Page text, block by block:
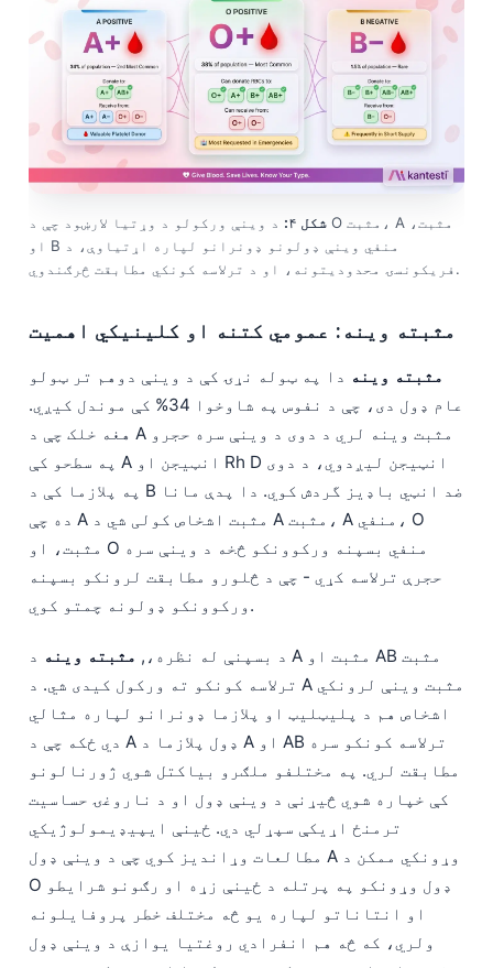
شکل ۴:
د وینې ورکولو د وړتیا لارښود چې د O مثبت، A مثبت،
او B منفي وینې ډولونو ډونرانو لپاره اړتیاوې، د
فریکونسۍ محدودیتونه، او د ترلاسه کونکي مطابقت څرګندوي.
مثبته وینه: عمومي کتنه او کلینیکي اهمیت
مثبته وینه دا په ټوله نړۍ کې د وینې دوهم تر ټولو
عام ډول دی، چې د نفوس په شاوخوا 34% کې موندل کیږي.
هغه خلک چې د A مثبت وینه لري د دوی د وینې سره حجرو
په سطحو کې A انټيجن او Rh D انټيجن لیږدوي، د دوی
په پلازما کې د B ضد انټي باډیز گردش کوي. دا پدې مانا
ده چې A مثبت اشخاص کولی شي د A مثبت، A منفي، O
مثبت، او O منفي بسپنه ورکوونکو څخه د وینې سره
حجرې ترلاسه کړي - چې د څلورو مطابقت لرونکو بسپنه
ورکوونکو ډولونه چمتو کوي.
د بسپنې له نظره،, مثبته وینه د A مثبت او AB مثبت
ترلاسه کونکو ته ورکول کیدی شي. د A مثبت وینې لرونکي
اشخاص هم د پلیټلیټ او پلازما ډونرانو لپاره مثالي
دي ځکه چې د A ډول پلازما د A او AB ترلاسه کونکو سره
مطابقت لري. په مختلفو ملګرو بیاکتل شوي ژورنالونو
کې خپاره شوي څیړنې د وینې ډول او د ناروغۍ حساسیت
ترمنځ اړیکې سپړلي دي. ځینې ایپیډیمولوژیکي
مطالعات وړاندیز کوي چې د وینې ډول A وړونکي ممکن د
O ډول وړونکو په پرتله د ځینې زړه او رګونو شرایطو
او انتاناتو لپاره یو څه مختلف خطر پروفایلونه
ولري، که څه هم انفرادي روغتیا یوازې د وینې ډول